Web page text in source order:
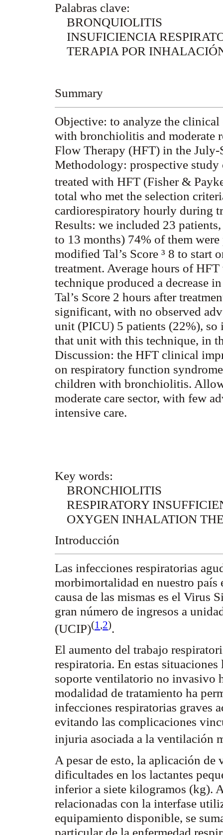
Palabras clave:
BRONQUIOLITIS
INSUFICIENCIA
TERAPIA POR
Summary
Objective: to analyze the
with bronchiolitis and moderate
Flow Therapy (HFT) in the July-
Methodology: prospective
treated with HFT (Fisher &
total who met the selection
cardiorespiratory hourly during
Results: we included 23
to 13 months) 74% of them
modified Tal’s Score ³ 8 to start
treatment. Average hours of
technique produced a decrease
Tal’s Score 2 hours after
significant, with no observed
unit (PICU) 5 patients (22%), so
that unit with this technique, in
Discussion: the HFT clinical
on respiratory function
children with bronchiolitis.
moderate care sector, with few
intensive care.
Key words:
BRONCHIOLITIS
RESPIRATORY
OXYGEN INHALATION
Introducción
Las infecciones respiratorias
morbimortalidad en nuestro
causa de las mismas es el
gran número de ingresos a
(UCIP)(1 ,2).
El aumento del trabajo
respiratoria. En estas
soporte ventilatorio no invasivo
modalidad de tratamiento ha
infecciones respiratorias graves
evitando las complicaciones
injuria asociada a la ventilación
A pesar de esto, la aplicación
dificultades en los lactantes
inferior a siete kilogramos (kg).
relacionadas con la interfase
equipamiento disponible, se
particular de la enfermedad